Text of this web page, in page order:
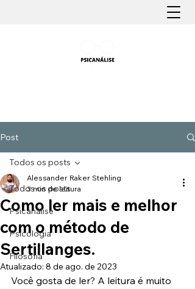
Post
Todos os posts
Psicanálise
Psicologia
Filosofia
Todos os posts
Como ler mais e melhor
com o método de
Sertillanges.
Alessander Raker Stehling
3 min de leitura
Atualizado: 8 de ago. de 2023
Você gosta de ler? A leitura é muito